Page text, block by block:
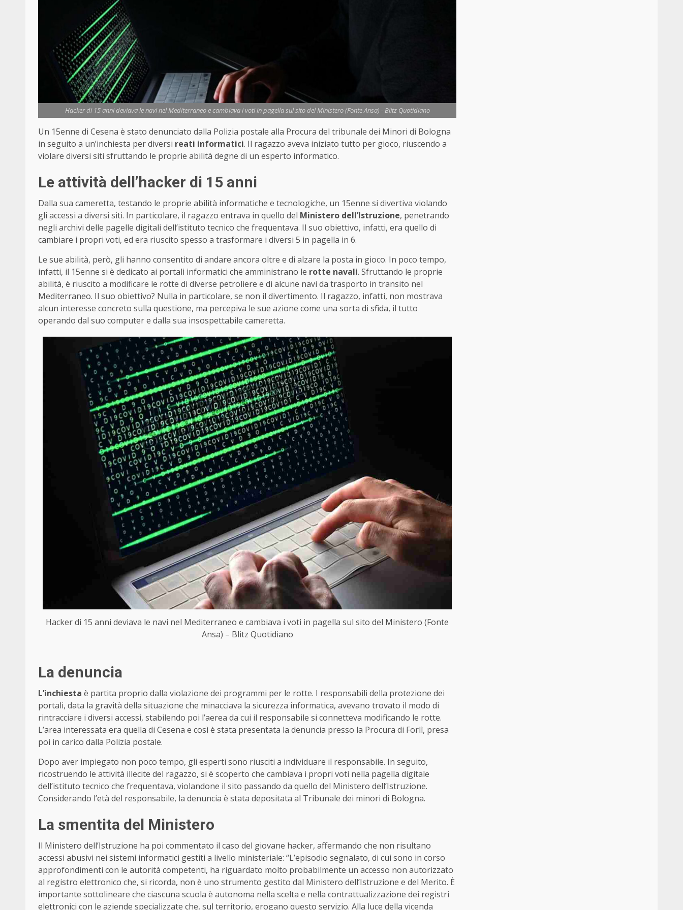
Hacker di 15 anni deviava le navi nel Mediterraneo e cambiava i voti in pagella sul sito del Ministero (Fonte Ansa) - Blitz Quotidiano
Un 15enne di Cesena è stato denunciato dalla Polizia postale alla Procura del tribunale dei Minori di Bologna
in seguito a un’inchiesta per diversi reati informatici. Il ragazzo aveva iniziato tutto per gioco, riuscendo a
violare diversi siti sfruttando le proprie abilità degne di un esperto informatico.
Le attività dell’hacker di 15 anni
Dalla sua cameretta, testando le proprie abilità informatiche e tecnologiche, un 15enne si divertiva violando
gli accessi a diversi siti. In particolare, il ragazzo entrava in quello del Ministero dell’Istruzione, penetrando
negli archivi delle pagelle digitali dell’istituto tecnico che frequentava. Il suo obiettivo, infatti, era quello di
cambiare i propri voti, ed era riuscito spesso a trasformare i diversi 5 in pagella in 6.
Le sue abilità, però, gli hanno consentito di andare ancora oltre e di alzare la posta in gioco. In poco tempo,
infatti, il 15enne si è dedicato ai portali informatici che amministrano le rotte navali. Sfruttando le proprie
abilità, è riuscito a modificare le rotte di diverse petroliere e di alcune navi da trasporto in transito nel
Mediterraneo. Il suo obiettivo? Nulla in particolare, se non il divertimento. Il ragazzo, infatti, non mostrava
alcun interesse concreto sulla questione, ma percepiva le sue azione come una sorta di sfida, il tutto
operando dal suo computer e dalla sua insospettabile cameretta.
Hacker di 15 anni deviava le navi nel Mediterraneo e cambiava i voti in pagella sul sito del Ministero (Fonte
Ansa) – Blitz Quotidiano
La denuncia
L’inchiesta è partita proprio dalla violazione dei programmi per le rotte. I responsabili della protezione dei
portali, data la gravità della situazione che minacciava la sicurezza informatica, avevano trovato il modo di
rintracciare i diversi accessi, stabilendo poi l’aerea da cui il responsabile si connetteva modificando le rotte.
L’area interessata era quella di Cesena e così è stata presentata la denuncia presso la Procura di Forlì, presa
poi in carico dalla Polizia postale.
Dopo aver impiegato non poco tempo, gli esperti sono riusciti a individuare il responsabile. In seguito,
ricostruendo le attività illecite del ragazzo, si è scoperto che cambiava i propri voti nella pagella digitale
dell’istituto tecnico che frequentava, violandone il sito passando da quello del Ministero dell’Istruzione.
Considerando l’età del responsabile, la denuncia è stata depositata al Tribunale dei minori di Bologna.
La smentita del Ministero
Il Ministero dell’Istruzione ha poi commentato il caso del giovane hacker, affermando che non risultano
accessi abusivi nei sistemi informatici gestiti a livello ministeriale: “L’episodio segnalato, di cui sono in corso
approfondimenti con le autorità competenti, ha riguardato molto probabilmente un accesso non autorizzato
al registro elettronico che, si ricorda, non è uno strumento gestito dal Ministero dell’Istruzione e del Merito. È
importante sottolineare che ciascuna scuola è autonoma nella scelta e nella contrattualizzazione dei registri
elettronici con le aziende specializzate che, sul territorio, erogano questo servizio. Alla luce della vicenda